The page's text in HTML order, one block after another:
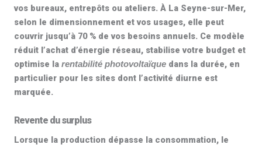
vos bureaux, entrepôts ou ateliers. À La Seyne-sur-Mer,
selon le dimensionnement et vos usages, elle peut
couvrir jusqu’à 70 % de vos besoins annuels. Ce modèle
réduit l’achat d’énergie réseau, stabilise votre budget et
optimise la rentabilité photovoltaïque dans la durée, en
particulier pour les sites dont l’activité diurne est
marquée.
Revente du surplus
Lorsque la production dépasse la consommation, le